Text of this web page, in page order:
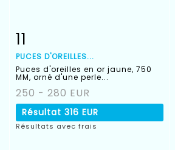
Fiche détaillée
11
PUCES D'OREILLES...
Puces d'oreilles en or jaune, 750
MM, orné d'une perle...
250 - 280 EUR
Résultat 316 EUR
Résultats avec frais